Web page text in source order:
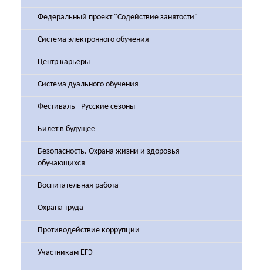
Федеральный проект "Содействие занятости"
Система электронного обучения
Центр карьеры
Система дуального обучения
Фестиваль - Русские сезоны
Билет в будущее
Безопасность. Охрана жизни и здоровья
обучающихся
Воспитательная работа
Охрана труда
Противодействие коррупции
Участникам ЕГЭ